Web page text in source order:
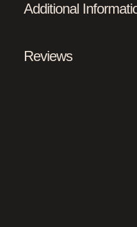
Additional
Reviews